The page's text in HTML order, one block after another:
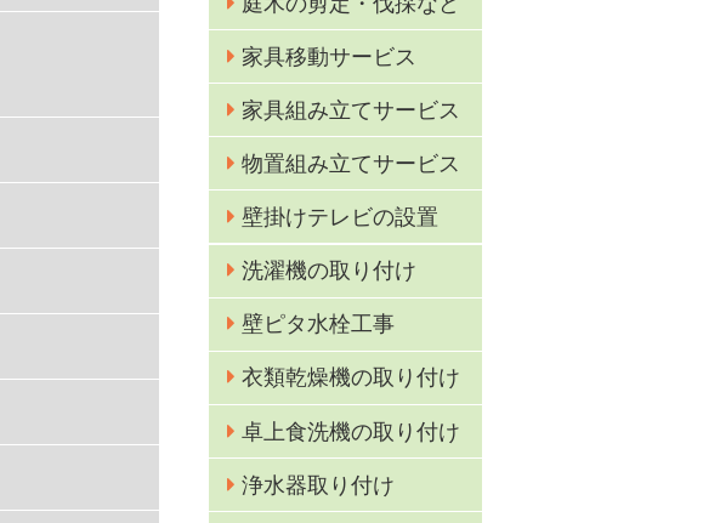
家具移動サービス
家具組み立てサービス
物置組み立てサービス
壁掛けテレビの設置
洗濯機の取り付け
壁ピタ水栓工事
衣類乾燥機の取り付け
卓上食洗機の取り付け
浄水器取り付け